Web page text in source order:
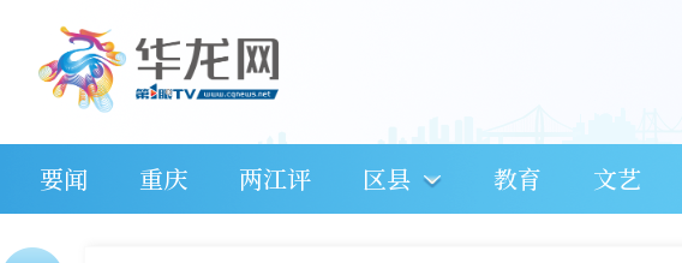
要闻 重庆 两江评 区县 教育 文艺